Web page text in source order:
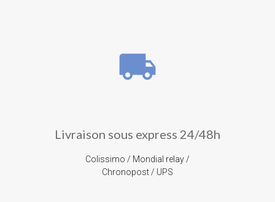
local_shipping
Livraison sous express 24/48h
Colissimo / Mondial relay /
Chronopost / UPS